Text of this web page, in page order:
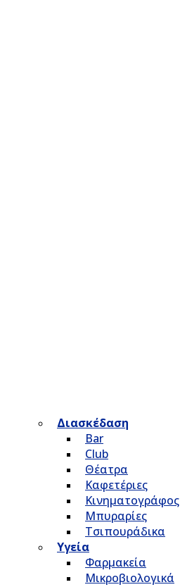
Διασκέδαση
Bar
Club
Θέατρα
Καφετέριες
Κινηματογράφος
Μπυραρίες
Τσιπουράδικα
Υγεία
Φαρμακεία
Μικροβιολογικά